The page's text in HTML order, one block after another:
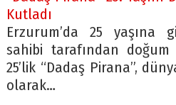
Kutladı
Erzurum’da 25 yaşına
sahibi tarafından
25’lik “Dadaş Pirana”,
olarak…